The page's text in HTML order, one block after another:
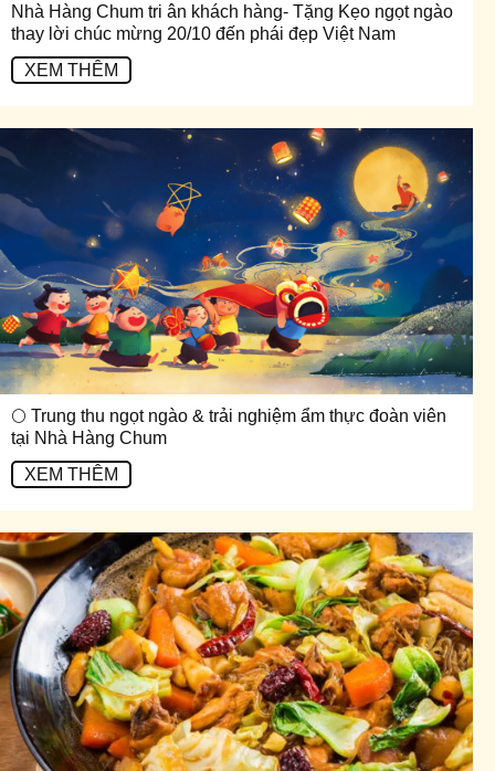
Nhà Hàng Chum tri ân khách hàng- Tặng Kẹo ngọt ngào
thay lời chúc mừng 20/10 đến phái đẹp Việt Nam
XEM THÊM
🌕 Trung thu ngọt ngào & trải nghiệm ẩm thực đoàn viên
tại Nhà Hàng Chum
XEM THÊM